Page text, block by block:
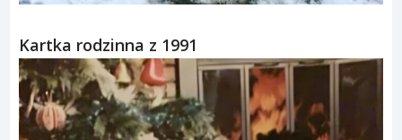
Kartka rodzinna z 1991